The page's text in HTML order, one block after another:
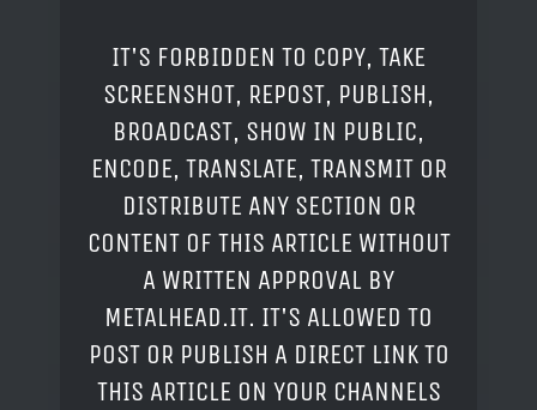
IT'S FORBIDDEN TO COPY, TAKE
SCREENSHOT, REPOST, PUBLISH,
BROADCAST, SHOW IN PUBLIC,
ENCODE, TRANSLATE, TRANSMIT OR
DISTRIBUTE ANY SECTION OR
CONTENT OF THIS ARTICLE WITHOUT
A WRITTEN APPROVAL BY
METALHEAD.IT. IT'S ALLOWED TO
POST OR PUBLISH A DIRECT LINK TO
THIS ARTICLE ON YOUR CHANNELS